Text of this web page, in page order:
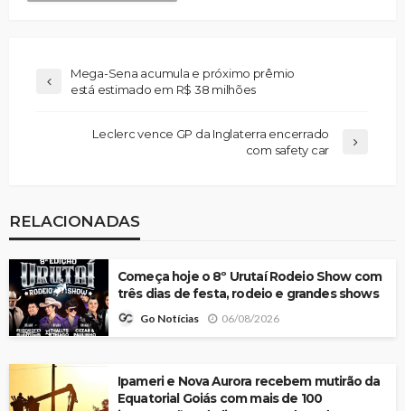
Mega-Sena acumula e próximo prêmio
está estimado em R$ 38 milhões
Leclerc vence GP da Inglaterra encerrado
com safety car
RELACIONADAS
Começa hoje o 8º Urutaí Rodeio Show com
três dias de festa, rodeio e grandes shows
Go Notícias 06/08/2026
Ipameri e Nova Aurora recebem mutirão da
Equatorial Goiás com mais de 100